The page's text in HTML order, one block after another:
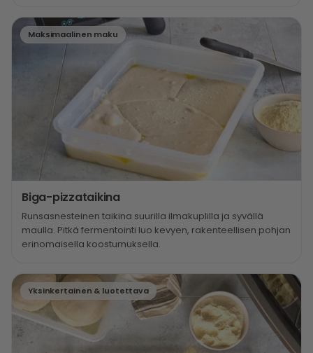
Maksimaalinen maku
Biga-pizzataikina
Runsasnesteinen taikina suurilla ilmakuplilla ja syvällä
maulla. Pitkä fermentointi luo kevyen, rakenteellisen pohjan
erinomaisella koostumuksella.
Yksinkertainen & luotettava